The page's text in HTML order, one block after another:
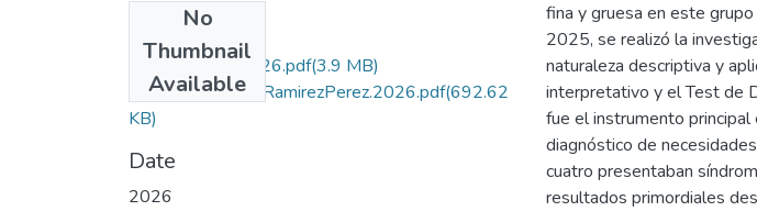
No
Thumbnail
Available
RamirezPerez.2026.pdf(3.9 MB)
CartaAutorizacionRamirezPerez.2026.pdf(692.62
KB)
Date
2026
fina y gruesa en este
2025, se realizó la
naturaleza descriptiva y
interpretativo y el Test de
fue el instrumento
diagnóstico de
cuatro presentaban
resultados primordiales